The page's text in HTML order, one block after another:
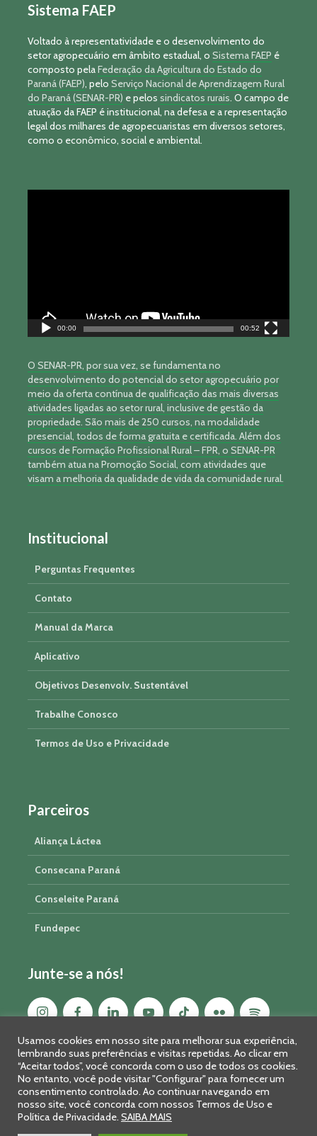
Sistema FAEP
Voltado à representatividade e o desenvolvimento do
setor agropecuário em âmbito estadual, o Sistema FAEP é
composto pelaFederação da Agricultura do Estado do
Paraná (FAEP) , pelo Serviço Nacional de Aprendizagem Rural
do Paraná (SENAR-PR) e pelos sindicatos rurais . O campo de
atuação da FAEP é institucional, na defesa e a representação
legal dos milhares de agropecuaristas em diversos setores,
como o econômico, social e ambiental.
00:00 00:52
O SENAR-PR, por sua vez, se fundamenta no
desenvolvimento do potencial do setor agropecuário por
meio da oferta contínua de qualificação das mais diversas
atividades ligadas ao setor rural, inclusive de gestão da
propriedade. São mais de 250 cursos, na modalidade
presencial, todos de forma gratuita e certificada. Além dos
cursos de Formação Profissional Rural – FPR, o SENAR-PR
também atua na Promoção Social, com atividades que
visam a melhoria da qualidade de vida da comunidade rural.
Institucional
Perguntas Frequentes
Contato
Manual da Marca
Aplicativo
Objetivos Desenvolv. Sustentável
Trabalhe Conosco
Termos de Uso e Privacidade
Parceiros
Aliança Láctea
Consecana Paraná
Conseleite Paraná
Fundepec
Junte-se a nós!
Sistema FAEP/SENAR-PR © 2026 · R. Marechal Deodoro, 450, 14º
Usamos cookies em nosso site para melhorar sua experiência,
lembrando suas preferências e visitas repetidas. Ao clicar em
“Aceitar todos”, você concorda com o uso de todos os cookies.
No entanto, você pode visitar "Configurar" para fornecer um
consentimento controlado. Ao continuar navegando em
nosso site, você concorda com nossos Termos de Uso e
Política de Privacidade. SAIBA MAIS